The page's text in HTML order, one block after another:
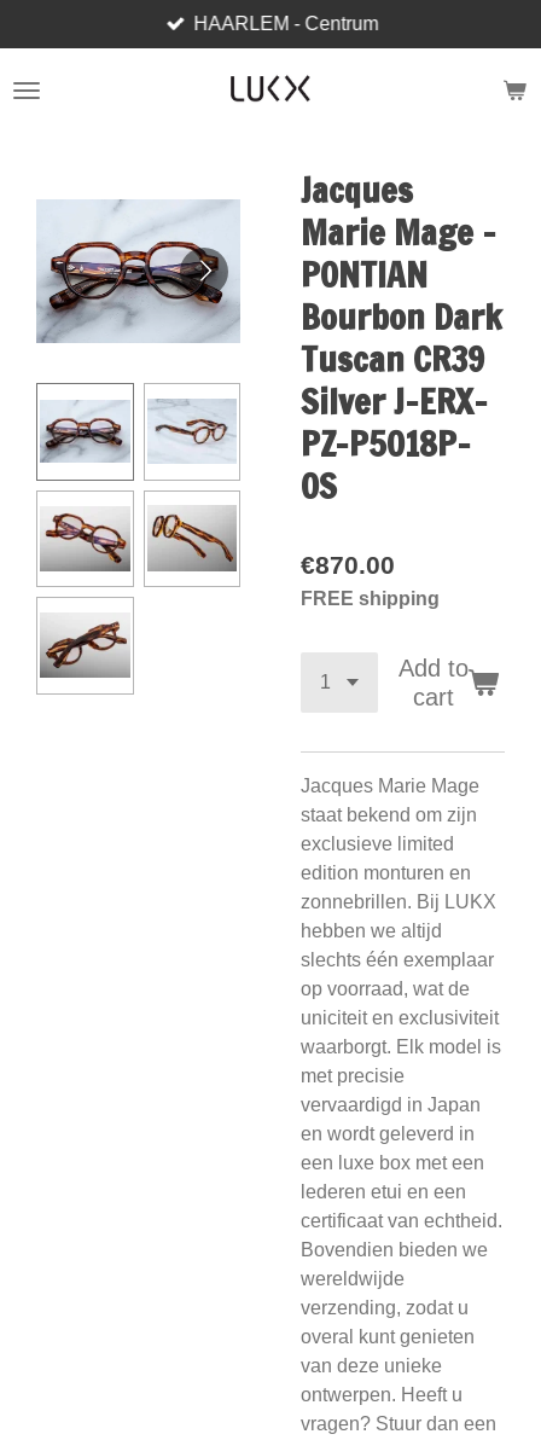
to
main
HAARLEM - Centrum
Jacques
Marie Mage -
PONTIAN
Bourbon Dark
Tuscan CR39
Silver J-ERX-
PZ-P5018P-
OS
€870.00
FREE shipping
Add to
cart
Jacques Marie Mage
staat bekend om zijn
exclusieve limited
edition monturen en
zonnebrillen. Bij LUKX
hebben we altijd
slechts één exemplaar
op voorraad, wat de
uniciteit en exclusiviteit
waarborgt. Elk model is
met precisie
vervaardigd in Japan
en wordt geleverd in
een luxe box met een
lederen etui en een
certificaat van echtheid.
Bovendien bieden we
wereldwijde
verzending, zodat u
overal kunt genieten
van deze unieke
ontwerpen. Heeft u
vragen? Stuur dan een